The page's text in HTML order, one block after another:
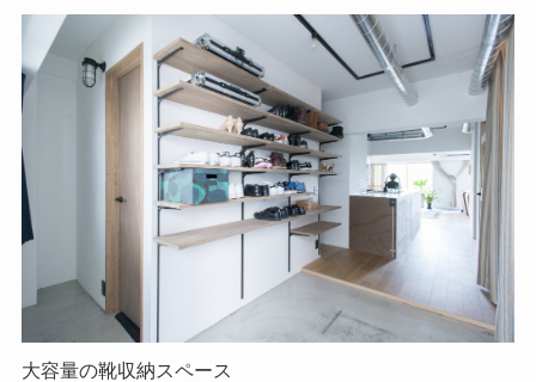
大容量の靴収納スペース